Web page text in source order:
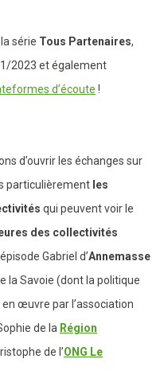
série Tous Partenaires,
2023 et également
d’écoute !
d’ouvrir les échanges sur
particulièrement les
qui peuvent voir le
des collectivités
Gabriel d’Annemasse
la Savoie (dont la politique
œuvre par l’association
de la Région
de l’ONG Le